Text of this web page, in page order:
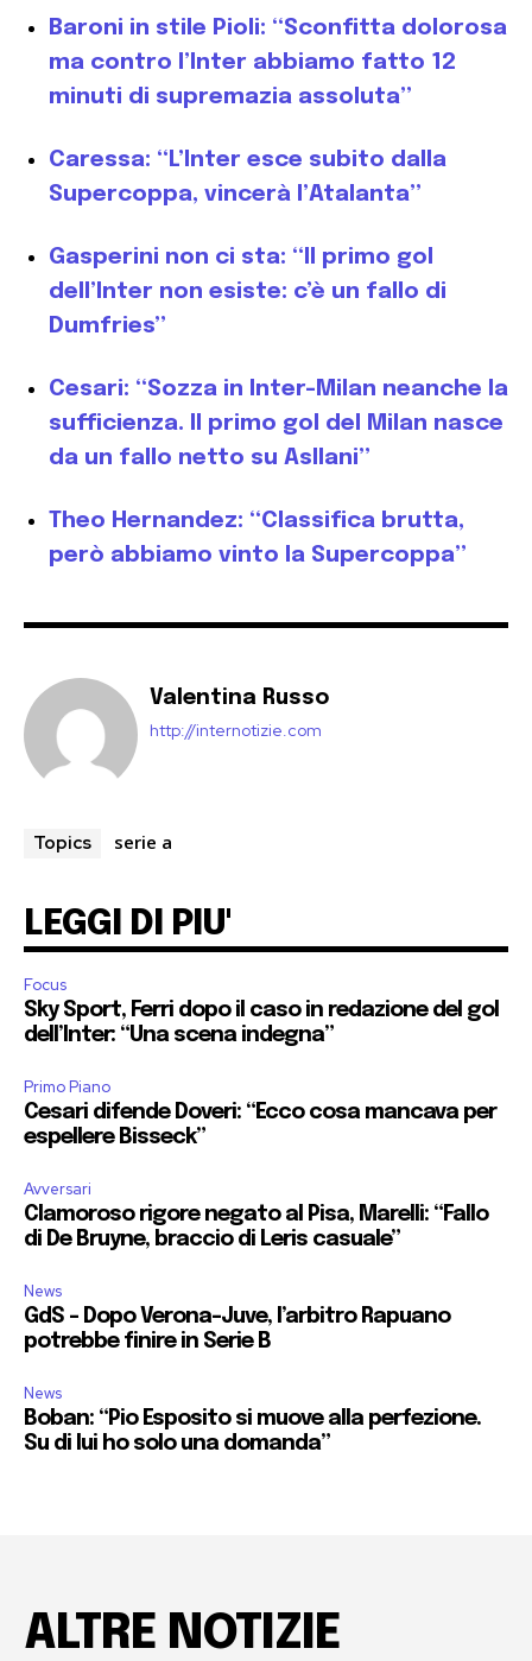
Baroni in stile Pioli: “Sconfitta dolorosa
ma contro l’Inter abbiamo fatto 12
minuti di supremazia assoluta”
Caressa: “L’Inter esce subito dalla
Supercoppa, vincerà l’Atalanta”
Gasperini non ci sta: “Il primo gol
dell’Inter non esiste: c’è un fallo di
Dumfries”
Cesari: “Sozza in Inter-Milan neanche la
sufficienza. Il primo gol del Milan nasce
da un fallo netto su Asllani”
Theo Hernandez: “Classifica brutta,
però abbiamo vinto la Supercoppa”
Valentina Russo
http://internotizie.com
Topics serie a
LEGGI DI PIU'
Focus
Sky Sport, Ferri dopo il caso in redazione del gol
dell’Inter: “Una scena indegna”
Primo Piano
Cesari difende Doveri: “Ecco cosa mancava per
espellere Bisseck”
Avversari
Clamoroso rigore negato al Pisa, Marelli: “Fallo
di De Bruyne, braccio di Leris casuale”
News
GdS – Dopo Verona-Juve, l’arbitro Rapuano
potrebbe finire in Serie B
News
Boban: “Pio Esposito si muove alla perfezione.
Su di lui ho solo una domanda”
ALTRE NOTIZIE